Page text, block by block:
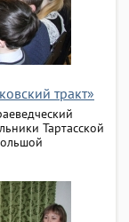
тракт»
Тартасской